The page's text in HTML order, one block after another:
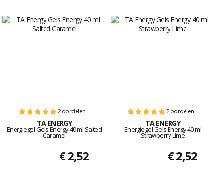
2 oordelen
TA ENERGY
Energiegel Gels Energy 40 ml Salted
Caramel
€ 2,52
2 oordelen
TA ENERGY
Energiegel Gels Energy 40 ml
Strawberry Lime
€ 2,52